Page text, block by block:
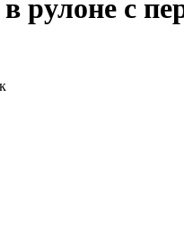
рулоне с